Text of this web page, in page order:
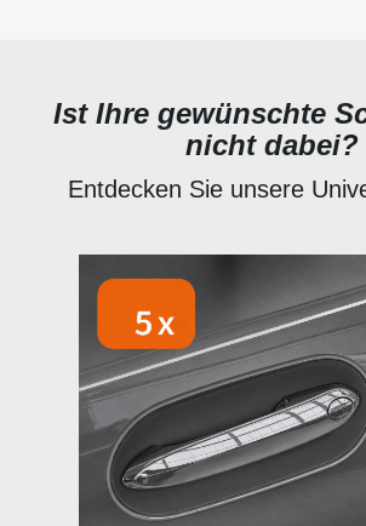
Ist Ihre gewünschte
nicht dabei?
Entdecken Sie unsere